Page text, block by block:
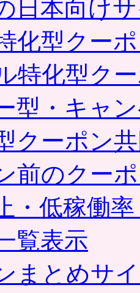
日本向け
化型クー
特化型ク
型・キャ
クーポン
前のクー
・低稼働
覧表示
まとめサ